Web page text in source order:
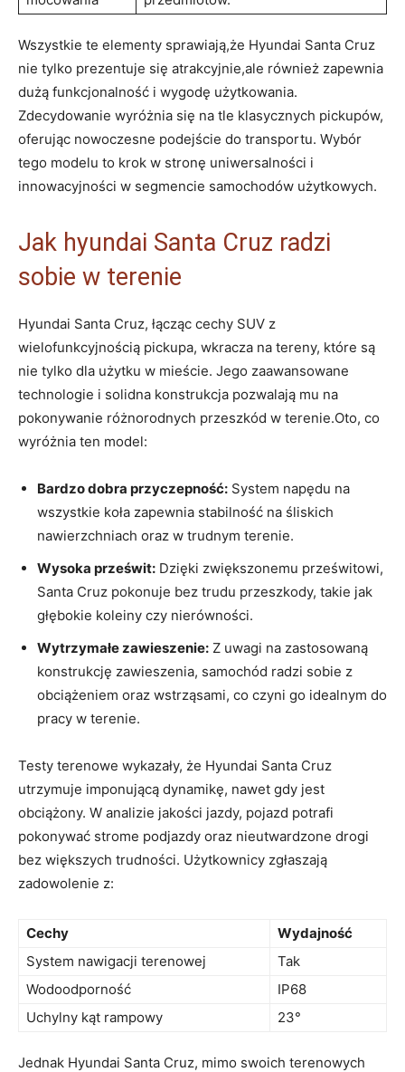
Wszystkie te elementy sprawiają,że Hyundai Santa Cruz
nie tylko prezentuje⁢ się atrakcyjnie,ale również zapewnia
dużą funkcjonalność‍ i wygodę użytkowania.
Zdecydowanie wyróżnia się na tle klasycznych pickupów,
oferując nowoczesne⁣ podejście do transportu. Wybór
tego modelu to⁤ krok w stronę uniwersalności i
innowacyjności w segmencie samochodów⁣ użytkowych.
Jak hyundai Santa Cruz radzi
sobie w terenie
Hyundai Santa Cruz, łącząc ⁢cechy⁢ SUV z
wielofunkcyjnością ⁢pickupa, wkracza na tereny, które ⁤są
nie tylko⁢ dla użytku w mieście. Jego zaawansowane⁢
technologie i solidna konstrukcja pozwalają mu⁣ na
pokonywanie‌ różnorodnych przeszkód w terenie.Oto, co
wyróżnia ten model:
Bardzo dobra przyczepność: System‌ napędu na
wszystkie koła zapewnia⁤ stabilność na śliskich
nawierzchniach oraz w trudnym terenie.
Wysoka prześwit: Dzięki zwiększonemu prześwitowi,
‌Santa Cruz pokonuje bez​ trudu przeszkody, takie jak‌
głębokie koleiny czy⁣ nierówności.
Wytrzymałe zawieszenie: Z uwagi na ⁤zastosowaną
konstrukcję zawieszenia, samochód ⁤radzi sobie z
‌obciążeniem oraz wstrząsami, co czyni go idealnym do
pracy w terenie.
Testy terenowe wykazały, że Hyundai Santa Cruz
utrzymuje imponującą ⁢dynamikę,⁢ nawet gdy jest​
obciążony. W analizie jakości‌ jazdy, pojazd⁢ potrafi
pokonywać strome podjazdy oraz nieutwardzone drogi
bez większych trudności. Użytkownicy zgłaszają
zadowolenie z:
Cechy
Wydajność
System nawigacji terenowej
Tak
Wodoodporność
IP68
Uchylny kąt rampowy
23°
Jednak ⁢Hyundai ‌Santa Cruz, mimo swoich terenowych